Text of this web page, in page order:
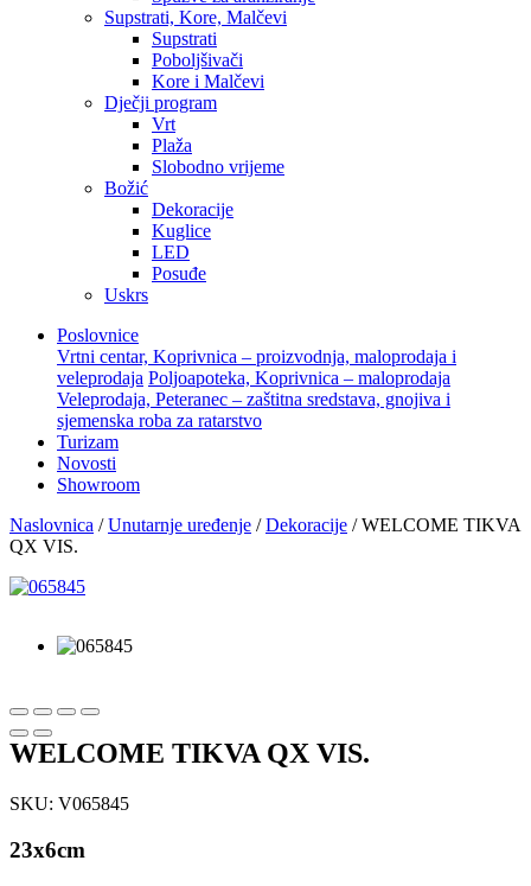
Supstrati, Kore, Malčevi
Supstrati
Poboljšivači
Kore i Malčevi
Dječji program
Vrt
Plaža
Slobodno vrijeme
Božić
Dekoracije
Kuglice
LED
Posuđe
Uskrs
Poslovnice
Vrtni centar, Koprivnica – proizvodnja, maloprodaja i
veleprodaja Poljoapoteka, Koprivnica – maloprodaja
Veleprodaja, Peteranec – zaštitna sredstava, gnojiva i
sjemenska roba za ratarstvo
Turizam
Novosti
Showroom
Naslovnica /Unutarnje uređenje /Dekoracije / WELCOME TIKVA
QX VIS.
WELCOME TIKVA QX VIS.
SKU: V065845
23x6cm